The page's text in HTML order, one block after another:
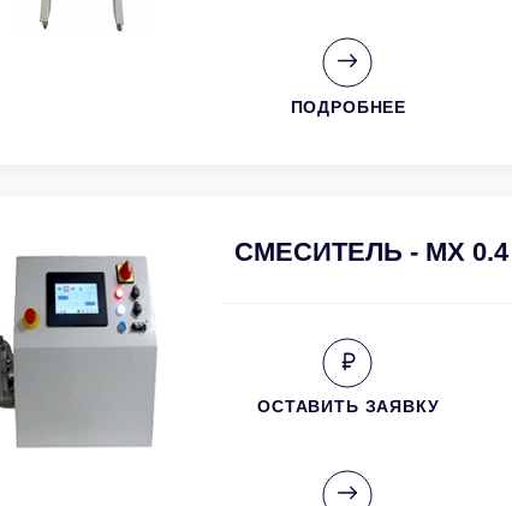
ПОДРОБНЕЕ
СМЕСИТЕЛЬ - MX 0.4
ОСТАВИТЬ ЗАЯВКУ